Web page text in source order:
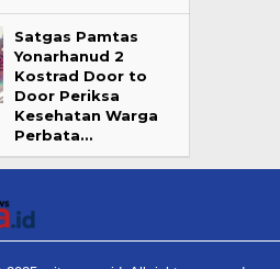
Satgas Pamtas
Yonarhanud 2
Kostrad Door to
Door Periksa
Kesehatan Warga
Perbata…